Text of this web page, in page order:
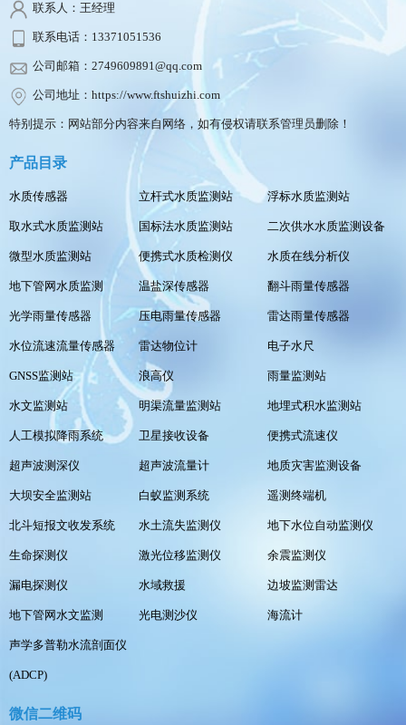
联系人：王经理
联系电话：13371051536
公司邮箱：2749609891@qq.com
公司地址：https://www.ftshuizhi.com
特别提示：网站部分内容来自网络，如有侵权请联系管理员删除！
产品目录
水质传感器 立杆式水质监测站 浮标水质监测站
取水式水质监测站 国标法水质监测站 二次供水水质监测设备
微型水质监测站 便携式水质检测仪 水质在线分析仪
地下管网水质监测 温盐深传感器 翻斗雨量传感器
光学雨量传感器 压电雨量传感器 雷达雨量传感器
水位流速流量传感器 雷达物位计 电子水尺
GNSS监测站 浪高仪 雨量监测站
水文监测站 明渠流量监测站 地埋式积水监测站
人工模拟降雨系统 卫星接收设备 便携式流速仪
超声波测深仪 超声波流量计 地质灾害监测设备
大坝安全监测站 白蚁监测系统 遥测终端机
北斗短报文收发系统 水土流失监测仪 地下水位自动监测仪
生命探测仪 激光位移监测仪 余震监测仪
漏电探测仪 水域救援 边坡监测雷达
地下管网水文监测 光电测沙仪 海流计
声学多普勒水流剖面仪
(ADCP)
微信二维码